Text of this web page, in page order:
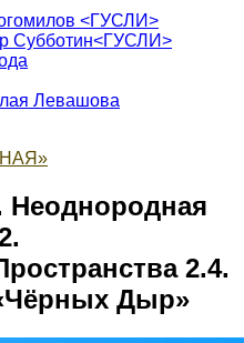
<ГУСЛИ>
Субботин<ГУСЛИ>
Левашова
Неоднородная
2.4.
Дыр»